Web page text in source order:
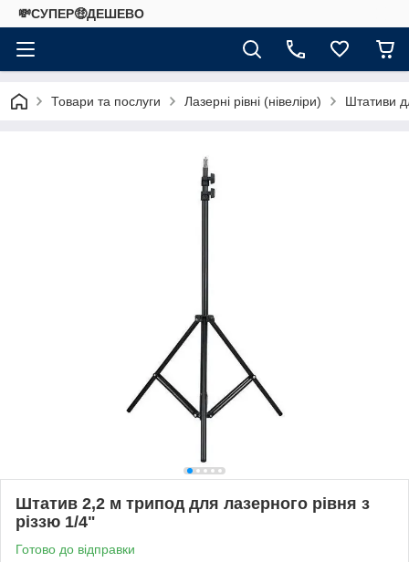
💸СУПЕР🤑ДЕШЕВО
Товари та послуги Лазерні рівні (нівеліри) Штативи
Штатив 2,2 м трипод для лазерного рівня з
різзю 1/4"
Готово до відправки